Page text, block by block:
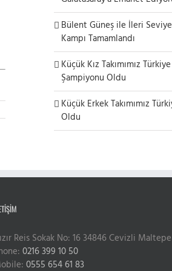
Bülent Güneş ile İleri
Kampı Tamamlandı
Küçük Kız Takımımız Türkiye
Şampiyonu Oldu
Küçük Erkek Takımımız
Oldu
Reis Sokak No: 16 34846 Cevizli Maltepe
0216 399 10 50
0555 654 61 83